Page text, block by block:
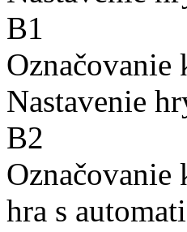
B1
Označovanie
Nastavenie
B2
Označovanie
hra s